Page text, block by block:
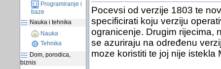
Programiranje i
baze
Nauka i tehnika
Nauka
Tehnika
Dom, porodica,
biznis
Pocevsi od verzije 1803 te
specificirati koju verziju
ogranicenje. Drugim rijecima,
se azuriraju na određenu
moze koristiti te joj nije istekla